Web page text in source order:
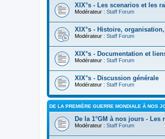
XIX°s - Les scenarios et les
Modérateur : Staff Forum
XIX°s - Histoire,
Modérateur : Staff Forum
XIX°s - Documentation et
Modérateur : Staff Forum
XIX°s - Discussion générale
Modérateur : Staff Forum
DE LA PREMIÈRE GUERRE MONDIALE À NOS
De la 1°GM à nos jours - Les
Modérateur : Staff Forum